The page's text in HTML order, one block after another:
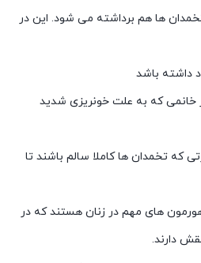
ها هم برداشته می شود. این در
داشته باشد
خانمی که به علت خونریزی شدید
که تخمدان ها کاملا سالم باشند تا
های مهم در زنان هستند که در
دارند.